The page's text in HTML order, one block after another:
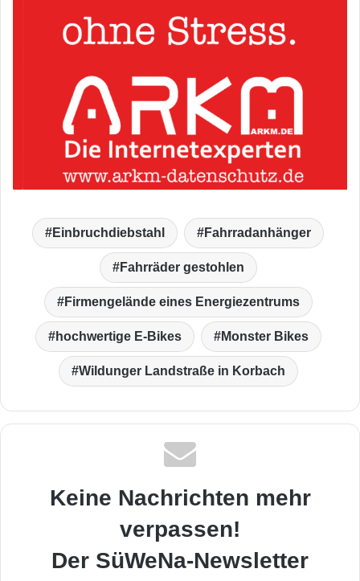
Einbruchdiebstahl Fahrradanhänger
Fahrräder gestohlen
Firmengelände eines Energiezentrums
hochwertige E-Bikes Monster Bikes
Wildunger Landstraße in Korbach
Keine Nachrichten mehr
verpassen!
Der SüWeNa-Newsletter